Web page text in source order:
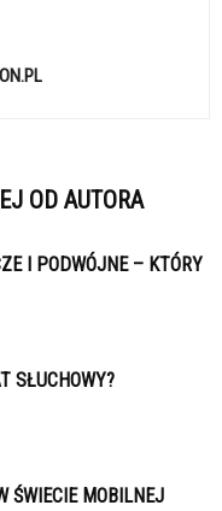
OD AUTORA
I PODWÓJNE – KTÓRY
SŁUCHOWY?
ŚWIECIE MOBILNEJ